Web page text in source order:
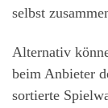
selbst
Alternativ
beim Anbieter
sortierte